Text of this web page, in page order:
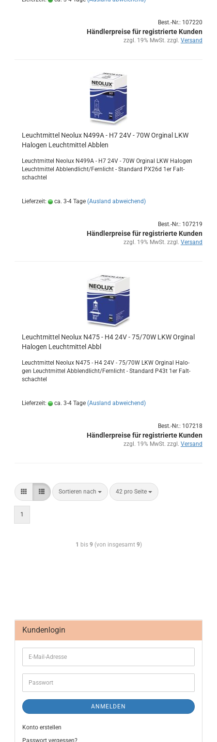
Best.-Nr.: 107220
Händlerpreise für registrierte Kunden
zzgl. 19% MwSt. zzgl. Versand
Leucht­mit­tel Neo­lux N499A - H7 24V - 70W Or­gi­nal LKW
Ha­lo­gen Leucht­mit­tel Ab­blen
Leucht­mit­tel Neo­lux N499A - H7 24V - 70W Or­gi­nal LKW Ha­lo­gen
Leucht­mit­tel Ab­blend­licht/Fern­licht - Stan­dard PX26d 1er Falt­
schach­tel
Lieferzeit: ca. 3-4 Tage (Ausland abweichend)
Best.-Nr.: 107219
Händlerpreise für registrierte Kunden
zzgl. 19% MwSt. zzgl. Versand
Leucht­mit­tel Neo­lux N475 - H4 24V - 75/70W LKW Or­gi­nal
Ha­lo­gen Leucht­mit­tel Abbl
Leucht­mit­tel Neo­lux N475 - H4 24V - 75/70W LKW Or­gi­nal Ha­lo­
gen Leucht­mit­tel Ab­blend­licht/Fern­licht - Stan­dard P43t 1er Falt­
schach­tel
Lieferzeit: ca. 3-4 Tage (Ausland abweichend)
Best.-Nr.: 107218
Händlerpreise für registrierte Kunden
zzgl. 19% MwSt. zzgl. Versand
Sortieren nach 42 pro Seite
1
1 bis 9(von insgesamt 9)
Kundenlogin
ANMELDEN
Konto erstellen
Passwort vergessen?